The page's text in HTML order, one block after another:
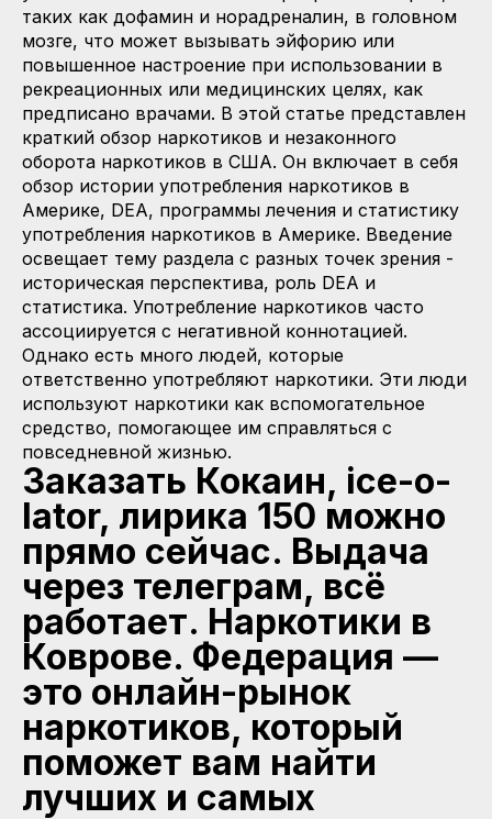
таких как дофамин и норадреналин, в головном
мозге, что может вызывать эйфорию или
повышенное настроение при использовании в
рекреационных или медицинских целях, как
предписано врачами. В этой статье представлен
краткий обзор наркотиков и незаконного
оборота наркотиков в США. Он включает в себя
обзор истории употребления наркотиков в
Америке, DEA, программы лечения и статистику
употребления наркотиков в Америке. Введение
освещает тему раздела с разных точек зрения -
историческая перспектива, роль DEA и
статистика. Употребление наркотиков часто
ассоциируется с негативной коннотацией.
Однако есть много людей, которые
ответственно употребляют наркотики. Эти люди
используют наркотики как вспомогательное
средство, помогающее им справляться с
повседневной жизнью.
Заказать Кокаин, ice-o-
lator, лирика 150 можно
прямо сейчас. Выдача
через телеграм, всё
работает. Наркотики в
Коврове. Федерация —
это онлайн-рынок
наркотиков, который
поможет вам найти
лучших и самых